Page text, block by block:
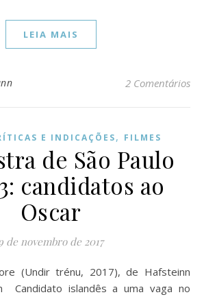
LEIA MAIS
2 Comentários
E INDICAÇÕES, FILMES
de São Paulo
candidatos ao
Oscar
de novembro de 2017
Candidato islandês a uma vaga no